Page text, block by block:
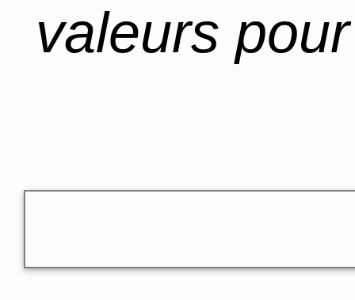
valeurs